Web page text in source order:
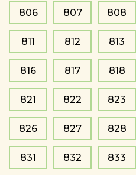
806 807 808
811 812 813
816 817 818
821 822 823
826 827 828
831 832 833